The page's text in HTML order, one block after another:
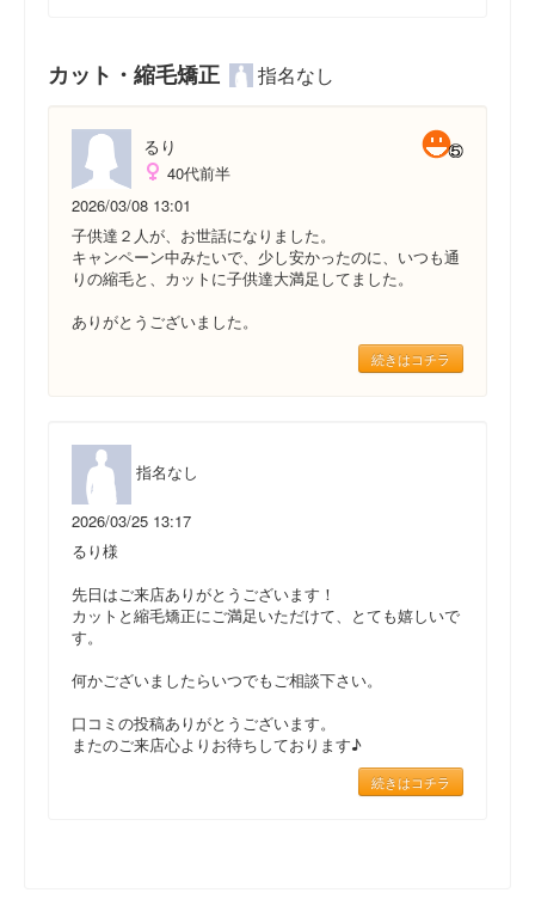
カット・縮毛矯正 指名なし
るり
40代前半
2026/03/08 13:01
子供達２人が、お世話になりました。
キャンペーン中みたいで、少し安かったのに、いつも通
りの縮毛と、カットに子供達大満足してました。
ありがとうございました。
続きはコチラ
指名なし
2026/03/25 13:17
るり様
先日はご来店ありがとうございます！
カットと縮毛矯正にご満足いただけて、とても嬉しいで
す。
何かございましたらいつでもご相談下さい。
口コミの投稿ありがとうございます。
またのご来店心よりお待ちしております♪
続きはコチラ